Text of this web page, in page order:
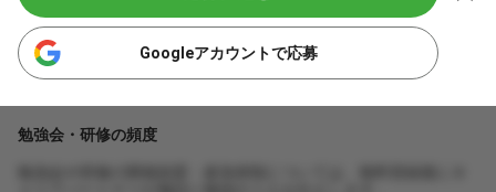
Googleアカウントで応募
勉強会・研修の頻度